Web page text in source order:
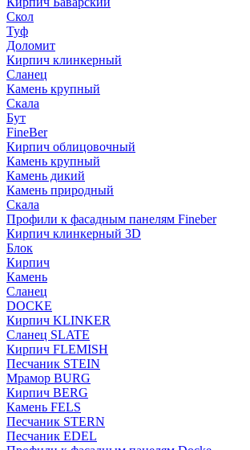
Скол
Туф
Доломит
Кирпич клинкерный
Сланец
Камень крупный
Скала
Бут
FineBer
Кирпич облицовочный
Камень крупный
Камень дикий
Камень природный
Скала
Профили к фасадным панелям Fineber
Кирпич клинкерный 3D
Блок
Кирпич
Камень
Сланец
DOCKE
Кирпич KLINKER
Сланец SLATE
Кирпич FLEMISH
Пес­ча­ник STEIN
Мрамор BURG
Кирпич BERG
Камень FELS
Пес­ча­ник STERN
Пес­ча­ник EDEL